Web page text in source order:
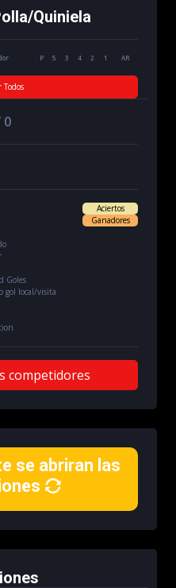
Quiniela
P 5 3 4 2 1 AR
Todos
0
Goles
gol local/visita
Aciertos
Ganadores
competidores
se abriran las